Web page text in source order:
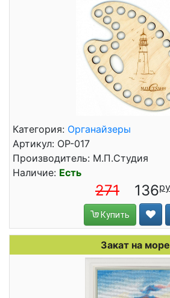
Категория: Органайзеры
Артикул: ОР-017
Производитель: М.П.Студия
Наличие: Есть
271 136
Купить
Закат на море